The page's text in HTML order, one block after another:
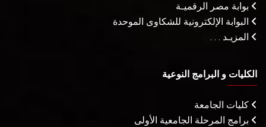
بوابة مصر الرقميـة
البوابة الإلكترونية للشكاوى الموحدة
المزيـد . . .
الكليات و البرامج النوعية
كليات الجامعة
برامج المرحلة الجامعية الأولى